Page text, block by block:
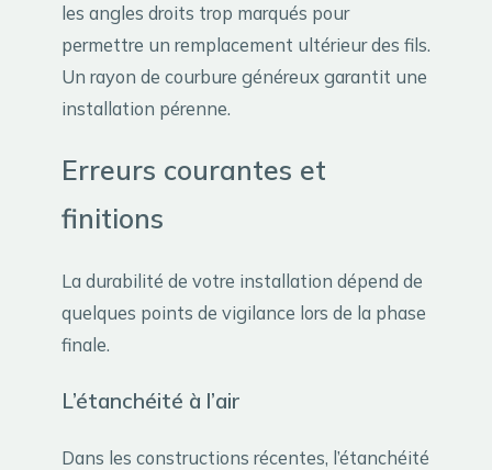
les angles droits trop marqués pour
permettre un remplacement ultérieur des fils.
Un rayon de courbure généreux garantit une
installation pérenne.
Erreurs courantes et
finitions
La durabilité de votre installation dépend de
quelques points de vigilance lors de la phase
finale.
L’étanchéité à l’air
Dans les constructions récentes, l’étanchéité